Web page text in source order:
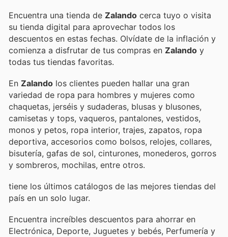
Encuentra una tienda de Zalando cerca tuyo o visita
su tienda digital para aprovechar todos los
descuentos en estas fechas. Olvídate de la inflación y
comienza a disfrutar de tus compras en Zalando y
todas tus tiendas favoritas.
En Zalando los clientes pueden hallar una gran
variedad de ropa para hombres y mujeres como
chaquetas, jerséis y sudaderas, blusas y blusones,
camisetas y tops, vaqueros, pantalones, vestidos,
monos y petos, ropa interior, trajes, zapatos, ropa
deportiva, accesorios como bolsos, relojes, collares,
bisutería, gafas de sol, cinturones, monederos, gorros
y sombreros, mochilas, entre otros.
tiene los últimos catálogos de las mejores tiendas del
país en un solo lugar.
Encuentra increíbles descuentos para ahorrar en
Electrónica, Deporte, Juguetes y bebés, Perfumería y